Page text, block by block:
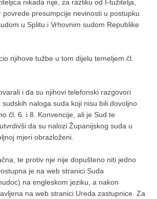
nikada nije, za razliku od I-tužitelja,
povrede presumpcije nevinosti u postupku
u Splitu i Vrhovnim sudom Republike
njihove tužbe u tom dijelu temeljem čl.
i da su njihovi telefonski razgovori
naloga suda koji nisu bili dovoljno
čl. 6. i 8. Konvencije, ali je Sud te
da su nalozi Županijskog suda u
mjeri obrazloženi.
te protiv nje nije dopušteno niti jedno
je na web stranici Suda
na engleskom jeziku, a nakon
na web stranici Ureda zastupnice. Za